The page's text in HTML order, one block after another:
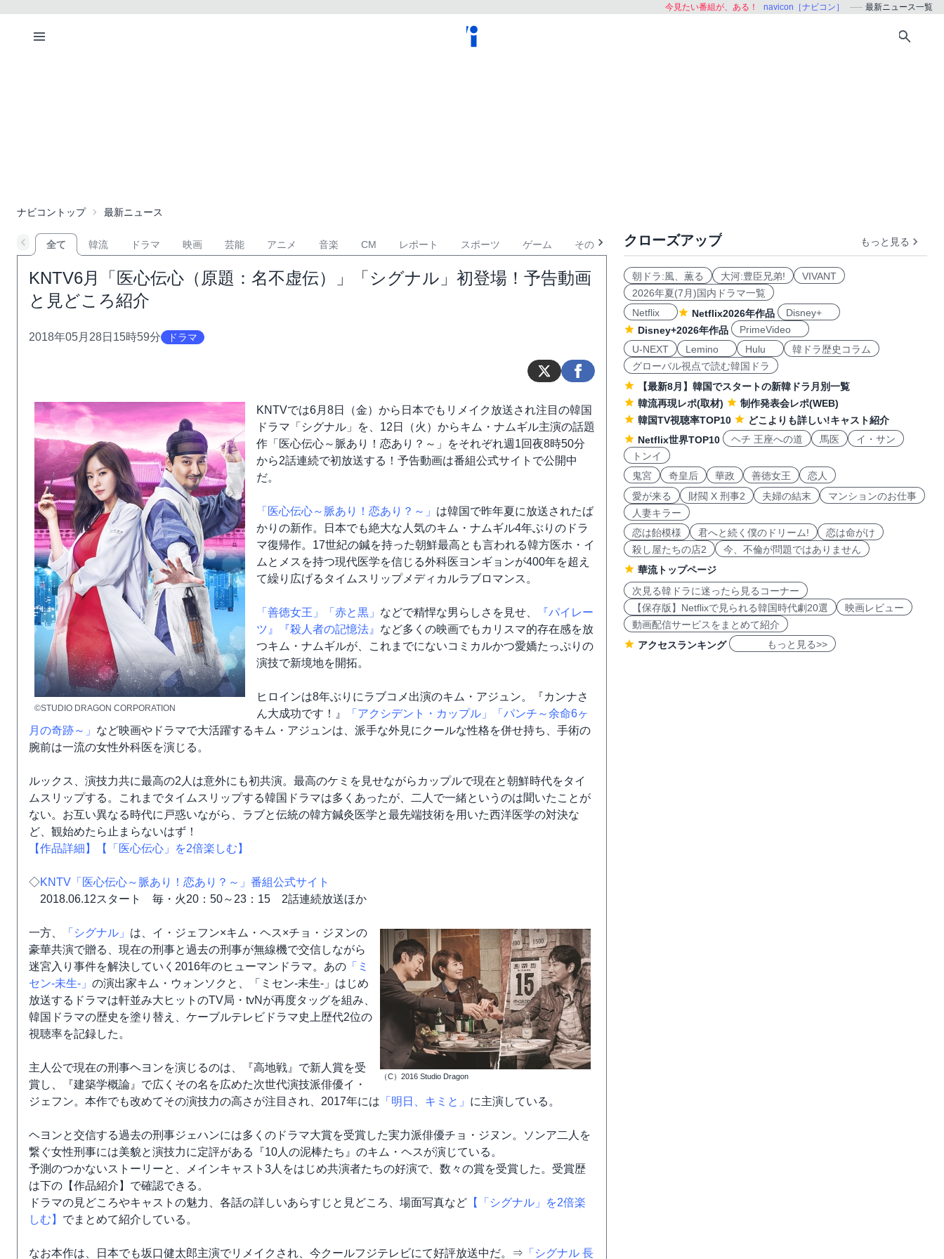
今見たい番組が、ある！ navicon［ナビコン］ 最新ニュース一覧
ナビコントップ 最新ニュース
全て 韓流 ドラマ 映画 芸能 アニメ 音楽 CM レポート スポーツ ゲーム その他
KNTV6月「医心伝心（原題：名不虚伝）」「シグナル」初登場！予告動画
と見どころ紹介
2018年05月28日15時59分 ドラマ
©STUDIO DRAGON CORPORATION
KNTVでは6月8日（金）から日本でもリメイク放送され注目の韓国
ドラマ「シグナル」を、12日（火）からキム・ナムギル主演の話題
作「医心伝心～脈あり！恋あり？～」をそれぞれ週1回夜8時50分
から2話連続で初放送する！予告動画は番組公式サイトで公開中
だ。
「医心伝心～脈あり！恋あり？～」 は韓国で昨年夏に放送されたば
かりの新作。日本でも絶大な人気のキム・ナムギル4年ぶりのドラ
マ復帰作。17世紀の鍼を持った朝鮮最高とも言われる韓方医ホ・イ
ムとメスを持つ現代医学を信じる外科医ヨンギョンが400年を超え
て繰り広げるタイムスリップメディカルラブロマンス。
「善徳女王」 「赤と黒」 などで精悍な男らしさを見せ、
『パイレー
ツ』
『殺人者の記憶法』 など多くの映画でもカリスマ的存在感を放
つキム・ナムギルが、これまでにないコミカルかつ愛嬌たっぷりの
演技で新境地を開拓。
ヒロインは8年ぶりにラブコメ出演のキム・アジュン。『カンナさ
ん大成功です！』
「アクシデント・カップル」
「パンチ～余命6ヶ
月の奇跡～」 など映画やドラマで大活躍するキム・アジュンは、派手な外見にクールな性格を併せ持ち、手術の
腕前は一流の女性外科医を演じる。
ルックス、演技力共に最高の2人は意外にも初共演。最高のケミを見せながらカップルで現在と朝鮮時代をタイ
ムスリップする。これまでタイムスリップする韓国ドラマは多くあったが、二人で一緒というのは聞いたことが
ない。お互い異なる時代に戸惑いながら、ラブと伝統の韓方鍼灸医学と最先端技術を用いた西洋医学の対決な
ど、観始めたら止まらないはず！
【作品詳細】
【「医心伝心」を2倍楽しむ】
◇KNTV「医心伝心～脈あり！恋あり？～」番組公式サイト
2018.06.12スタート 毎・火20：50～23：15 2話連続放送ほか
（C）2016 Studio Dragon
一方、 「シグナル」 は、イ・ジェフン×キム・ヘス×チョ・ジヌンの
豪華共演で贈る、現在の刑事と過去の刑事が無線機で交信しながら
迷宮入り事件を解決していく2016年のヒューマンドラマ。あの 「ミ
セン-未生-」 の演出家キム・ウォンソクと、「ミセン-未生-」はじめ
放送するドラマは軒並み大ヒットのTV局・tvNが再度タッグを組み、
韓国ドラマの歴史を塗り替え、ケーブルテレビドラマ史上歴代2位の
視聴率を記録した。
主人公で現在の刑事ヘヨンを演じるのは、『高地戦』で新人賞を受
賞し、『建築学概論』で広くその名を広めた次世代演技派俳優イ・
ジェフン。本作でも改めてその演技力の高さが注目され、2017年には 「明日、キミと」 に主演している。
ヘヨンと交信する過去の刑事ジェハンには多くのドラマ大賞を受賞した実力派俳優チョ・ジヌン。ソンア二人を
繋ぐ女性刑事には美貌と演技力に定評がある『10人の泥棒たち』のキム・ヘスが演じている。
予測のつかないストーリーと、メインキャスト3人をはじめ共演者たちの好演で、数々の賞を受賞した。受賞歴
は下の【作品紹介】で確認できる。
ドラマの見どころやキャストの魅力、各話の詳しいあらすじと見どころ、場面写真など 【「シグナル」を2倍楽
しむ】 でまとめて紹介している。
なお本作は、日本でも坂口健太郎主演でリメイクされ、今クールフジテレビにて好評放送中だ。⇒ 「シグナル 長
クローズアップ もっと見る
朝ドラ:風、薫る 大河:豊臣兄弟!
VIVANT
2026年夏(7月)国内ドラマ一覧
Netflix
Netflix2026年作品
Disney+
Disney+2026年作品
PrimeVideo
U-NEXT
Lemino Hulu
韓ドラ歴史コラム
グローバル視点で読む韓国ドラ
【最新8月】韓国でスタートの新韓ドラ月別一覧
韓流再現レポ(取材)
制作発表会レポ(WEB)
韓国TV視聴率TOP10
どこよりも詳しい!キャスト紹介
Netflix世界TOP10
ヘチ 王座への道 馬医
イ・サン
トンイ
鬼宮
奇皇后 華政 善徳女王
恋人
愛が来る
財閥 X 刑事2 夫婦の結末
マンションのお仕事
人妻キラー
恋は飴模様
君へと続く僕のドリーム!
恋は命がけ
殺し屋たちの店2
今、不倫が問題ではありません
華流トップページ
次見る韓ドラに迷ったら見るコーナー
【保存版】Netflixで見られる韓国時代劇20選
映画レビュー
動画配信サービスをまとめて紹介
アクセスランキング
もっと見る>>